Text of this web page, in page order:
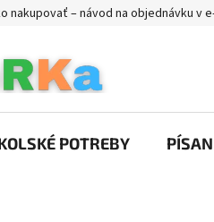
nakupovať – návod na objednávku v
POTREBY